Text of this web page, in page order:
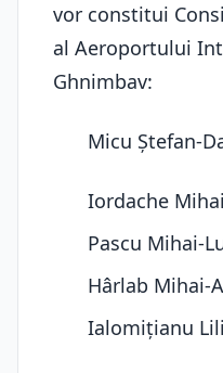
vor constitui
al Aeroportului
Ghnimbav:
Micu Ștefan-
Iordache
Pascu Mihai-
Hârlab Mihai-
Ialomițianu